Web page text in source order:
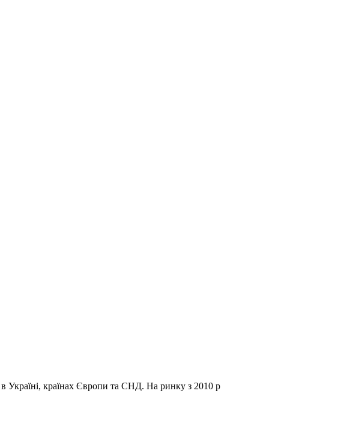
в Україні, країнах Європи та СНД. На ринку з 2010 р